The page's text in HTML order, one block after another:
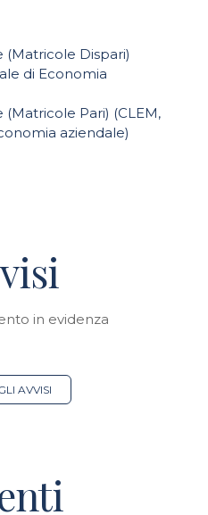
(Matricole Dispari)
di Economia
Pari) (CLEM,
aziendale)
in evidenza
AVVISI